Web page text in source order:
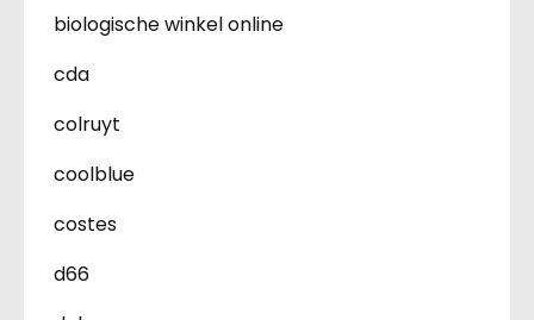
biologische winkel online
cda
colruyt
coolblue
costes
d66